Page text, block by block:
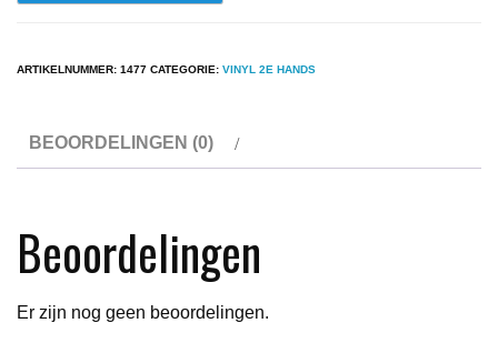
To
ARTIKELNUMMER: 1477 CATEGORIE: VINYL 2E HANDS
BEOORDELINGEN (0)
Beoordelingen
Er zijn nog geen beoordelingen.